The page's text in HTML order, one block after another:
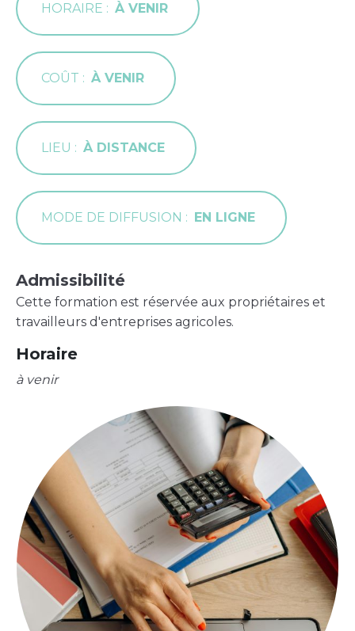
HORAIRE À VENIR
COÛT À VENIR
LIEU À DISTANCE
MODE DE DIFFUSION EN LIGNE
Admissibilité
Cette formation est réservée aux propriétaires et
travailleurs d'entreprises agricoles.
Horaire
à venir